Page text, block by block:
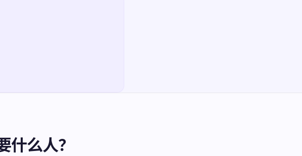
么人？